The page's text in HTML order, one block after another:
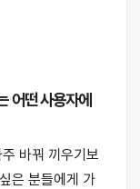
떤 사용자에
바꿔 끼우기보
은 분들에게 가